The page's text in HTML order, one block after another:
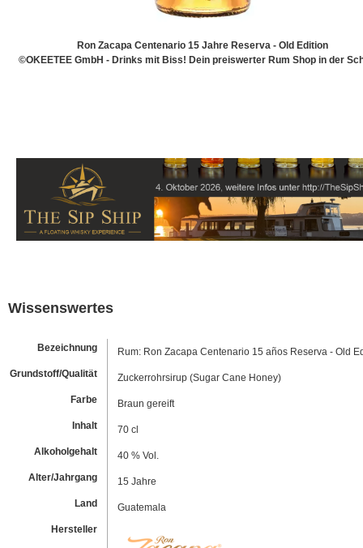
Ron Zacapa Centenario 15 Jahre Reserva - Old Edition
©OKEETEE GmbH - Drinks mit Biss! Dein preiswerter Rum Shop in der
Wissenswertes
Bezeichnung
Rum: Ron Zacapa Centenario 15 años Reserva - Old
Grundstoff/Qualität
Zuckerrohrsirup (Sugar Cane Honey)
Farbe
Braun gereift
Inhalt
70 cl
Alkoholgehalt
40 % Vol.
Alter/Jahrgang
15 Jahre
Land
Guatemala
Hersteller